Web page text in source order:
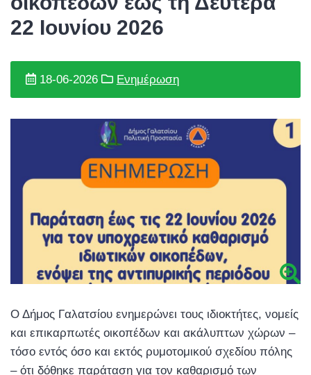
22 Ιουνίου 2026
18-06-2026 Ενημέρωση
Ο Δήμος Γαλατσίου ενημερώνει τους ιδιοκτήτες, νομείς
και επικαρπωτές οικοπέδων και ακάλυπτων χώρων –
τόσο εντός όσο και εκτός ρυμοτομικού σχεδίου πόλης
– ότι δόθηκε παράταση για τον καθαρισμό των